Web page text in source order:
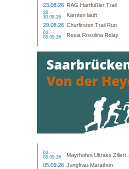
23.08.26 RAG Hartfüßler Trail
28. -
30.08.26
Kärnten läuft
29.08.26 Churfirsten Trail Run
04. -
05.09.26
Resia Rosolina Relay
04. -
05.09.26
Mayrhofen Ultraks Zillert...
05.09.26 Jungfrau-Marathon